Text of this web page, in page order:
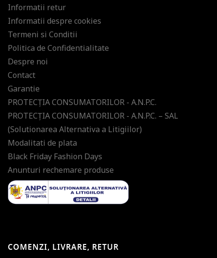
Informatii retur
Informatii despre cookies
Termeni si Conditii
Politica de Confidentialitate
Despre noi
Contact
Garantie
PROTECŢIA CONSUMATORILOR - A.N.P.C.
PROTECŢIA CONSUMATORILOR - A.N.P.C. – SAL
(Solutionarea Alternativa a Litigiilor)
Modalitati de plata
Black Friday Fashion Days
Anunturi rechemare produse
COMENZI, LIVRARE, RETUR